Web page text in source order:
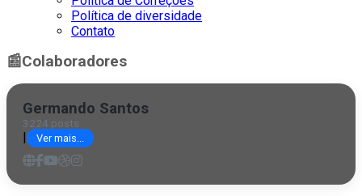
Política de diversidade
Contato
📰Colaboradores
Germando Santos
3224 posts
Ver mais...